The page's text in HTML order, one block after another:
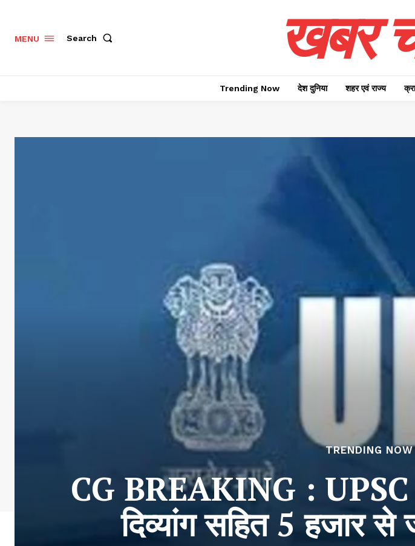
MENU Search खबर
Trending Now देश दुनिया शहर एवं राज्य
TRENDING NOW
CG BREAKING : UPSC
दिव्यांग सहित 5 हजार से